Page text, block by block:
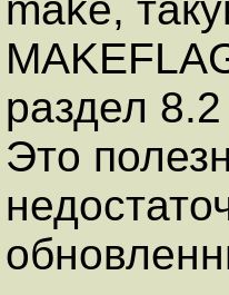
раздел
Это